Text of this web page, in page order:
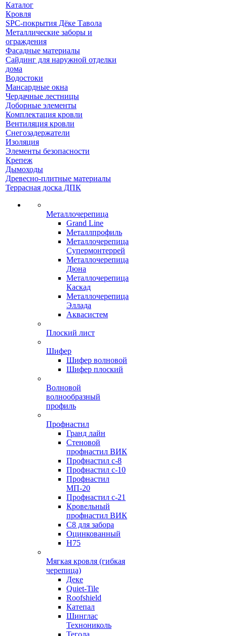
Каталог
Кровля
SPC-покрытия Дёке Тавола
Металлические заборы и
ограждения
Фасадные материалы
Сайдинг для наружной отделки
дома
Водостоки
Мансардные окна
Чердачные лестницы
Доборные элементы
Комплектация кровли
Вентиляция кровли
Снегозадержатели
Изоляция
Элементы безопасности
Крепеж
Дымоходы
Древесно-плитные материалы
Террасная доска ДПК
Металлочерепица
Grand Line
Металлпрофиль
Металлочерепица
Супермонтеррей
Металлочерепица
Дюна
Металлочерепица
Каскад
Металлочерепица
Эллада
Аквасистем
Плоский лист
Шифер
Шифер волновой
Шифер плоский
Волновой
волнообразный
профиль
Профнастил
Гранд лайн
Стеновой
профнастил ВИК
Профнастил с-8
Профнастил с-10
Профнастил
МП-20
Профнастил с-21
Кровельный
профнастил ВИК
С8 для забора
Оцинкованный
Н75
Мягкая кровля (гибкая
черепица)
Деке
Quiet-Tile
Roofshield
Катепал
Шинглас
Технониколь
Тегола